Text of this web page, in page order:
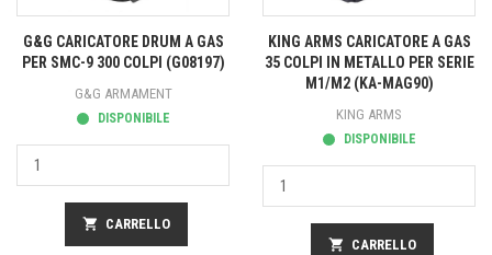
G&G CARICATORE DRUM A GAS
PER SMC-9 300 COLPI (G08197)
G&G ARMAMENT
DISPONIBILE
shopping_cart CARRELLO
KING ARMS CARICATORE A GAS
35 COLPI IN METALLO PER SERIE
M1/M2 (KA-MAG90)
KING ARMS
DISPONIBILE
shopping_cart CARRELLO